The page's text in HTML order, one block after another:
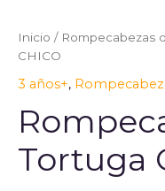
Inicio / Rompecabezas
CHICO
3 años+,
Tortuga